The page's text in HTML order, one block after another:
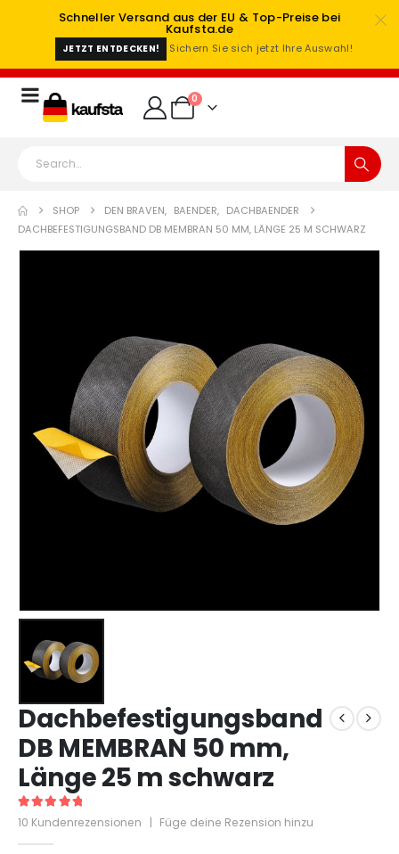
Schneller Versand aus der EU & Top-Preise bei
Kaufsta.de
JETZT ENTDECKEN! Sichern Sie sich jetzt Ihre Auswahl!
0
SHOP DEN BRAVEN, BAENDER, DACHBAENDER
DACHBEFESTIGUNGSBAND DB MEMBRAN 50 MM, LÄNGE 25 M SCHWARZ
Dachbefestigungsband
DB MEMBRAN 50 mm,
Länge 25 m schwarz
5out of 5
10 Kundenrezensionen | Füge deine Rezension hinzu